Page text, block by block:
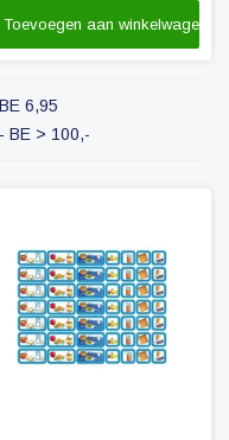
Toevoegen aan winkelwagen
6,95
BE > 100,-